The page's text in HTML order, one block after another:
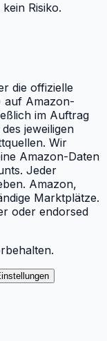
Risiko.
die offizielle
auf Amazon-
im Auftrag
jeweiligen
Wir
Amazon-Daten
Jeder
Amazon,
Marktplätze.
oder endorsed